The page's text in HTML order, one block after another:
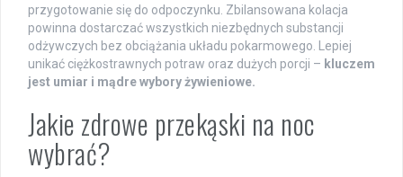
przygotowanie się do odpoczynku. Zbilansowana kolacja
powinna dostarczać wszystkich niezbędnych substancji
odżywczych bez obciążania układu pokarmowego. Lepiej
unikać ciężkostrawnych potraw oraz dużych porcji – kluczem
jest umiar i mądre wybory żywieniowe.
Jakie zdrowe przekąski na noc
wybrać?